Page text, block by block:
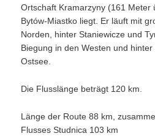
Ortschaft Kramarzyny (161 Meter
Bytów-Miastko liegt. Er läuft mit
Norden, hinter Staniewicze und
Biegung in den Westen und
Ostsee.
Die Flusslänge beträgt 120 km.
Länge der Route 88 km,
Flusses Studnica 103 km